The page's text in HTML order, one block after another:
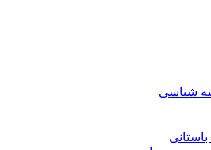
شناسی